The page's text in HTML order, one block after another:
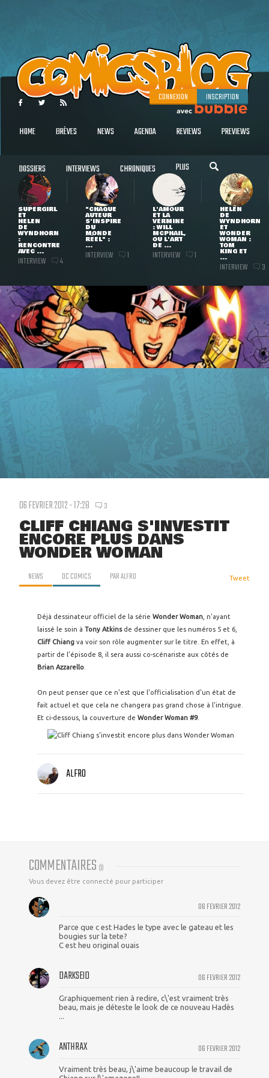
CONNEXION INSCRIPTION
HOME BRÈVES NEWS AGENDA REVIEWS PREVIEWS
DOSSIERS INTERVIEWS CHRONIQUES PLUS
SUPERGIRL
ET
HELEN
DE
WYNDHORN
:
RENCONTRE
AVEC ...
INTERVIEW 4
"CHAQUE
AUTEUR
S'INSPIRE
DU
MONDE
RÉEL" :
...
INTERVIEW 1
L'AMOUR
ET LA
VERMINE
: WILL
MCPHAIL,
OU L'ART
DE ...
INTERVIEW 1
HELEN
DE
WYNDHORN
ET
WONDER
WOMAN :
TOM
KING ET
...
INTERVIEW 3
06 FEVRIER 2012 - 17:28 3
CLIFF CHIANG S'INVESTIT
ENCORE PLUS DANS
WONDER WOMAN
NEWS DC COMICS PARALFRO Tweet
Déjà dessinateur officiel de la série Wonder Woman , n'ayant
laissé le soin à Tony Atkinsde dessiner que les numéros 5 et 6,
Cliff Chiang va voir son rôle augmenter sur le titre. En effet, à
partir de l'épisode 8, il sera aussi co-scénariste aux côtés de
Brian Azzarello
On peut penser que ce n'est que l'officialisation d'un état de
fait actuel et que cela ne changera pas grand chose à l'intrigue.
Et ci-dessous, la couverture de Wonder Woman #9.
ALFRO
COMMENTAIRES (3)
Vous devez être connecté pour participer
06 FEVRIER 2012
Parce que c est Hades le type avec le gateau et les
bougies sur la tete?
C est heu original ouais
06 FEVRIER 2012
DARKSEID
Graphiquement rien à redire, c\'est vraiment très
beau, mais je déteste le look de ce nouveau Hadès
...
06 FEVRIER 2012
ANTHRAX
Vraiment très beau, j\'aime beaucoup le travail de